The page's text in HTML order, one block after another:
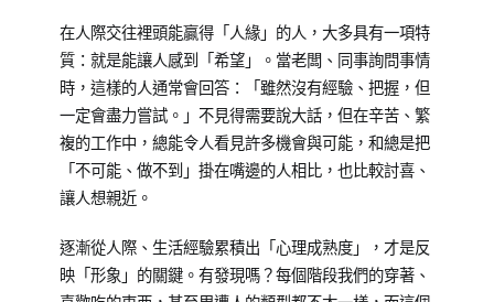
在人際交往裡頭能贏得「人緣」的人，大多具有一項特
質：就是能讓人感到「希望」。當老闆、同事詢問事情
時，這樣的人通常會回答：「雖然沒有經驗、把握，但
一定會盡力嘗試。」不見得需要說大話，但在辛苦、繁
複的工作中，總能令人看見許多機會與可能，和總是把
「不可能、做不到」掛在嘴邊的人相比，也比較討喜、
讓人想親近。
逐漸從人際、生活經驗累積出「心理成熟度」，才是反
映「形象」的關鍵。有發現嗎？每個階段我們的穿著、